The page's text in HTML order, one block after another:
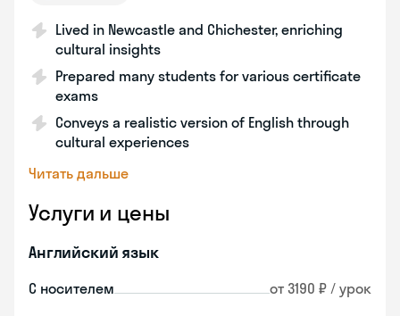
Lived in Newcastle and Chichester, enriching
cultural insights
Prepared many students for various certificate
exams
Conveys a realistic version of English through
cultural experiences
Читать дальше
Услуги и цены
Английский язык
С носителем от 3190 ₽ / урок